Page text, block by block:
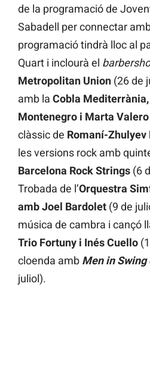
de la programació de
Sabadell per connectar
programació tindrà lloc al
Quart i inclourà el
Metropolitan Union (26 de
amb la Cobla Mediterrània,
Montenegro i Marta Valero
clàssic de Romaní-Zhulyev
les versions rock amb
Barcelona Rock Strings (6
Trobada de l’Orquestra
amb Joel Bardolet (9 de
música de cambra i cançó
Trio Fortuny i Inés Cuello
cloenda amb Men in
juliol).